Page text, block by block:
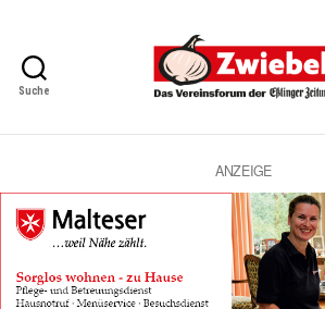
Suche
Vereinsforum
Eßlinger
Zeitung
ANZEIGE